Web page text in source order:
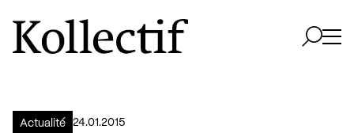
Aller à la page d'accueil
Logo Kollectif
Actualité 24.01.2015